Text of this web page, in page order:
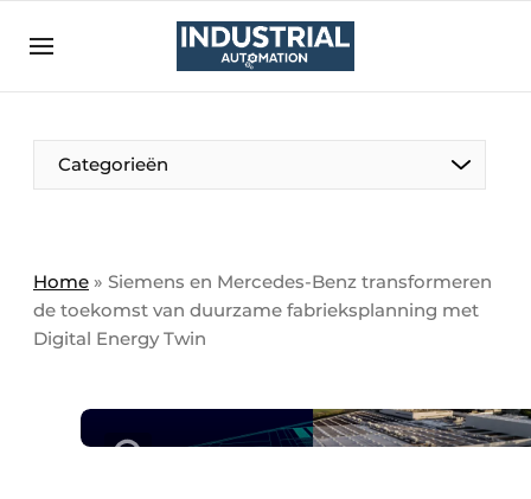
Aanmelden
Bedrijven
Bedrijven
Direct contact
Eigen content aanleveren
Evenement aanmelden
Meest gelezen
Categorieën
Home » Siemens en Mercedes-Benz transformeren
de toekomst van duurzame fabrieksplanning met
Digital Energy Twin